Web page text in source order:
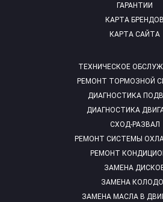
ТЕХНИЧЕСКОЕ
РЕМОНТ ТОРМОЗНОЙ
ДИАГНОСТИКА
ДИАГНОСТИКА
СХОД-РАЗВАЛ
РЕМОНТ СИСТЕМЫ
РЕМОНТ
ЗАМЕНА
ЗАМЕНА
ЗАМЕНА МАСЛА В
ГАРАНТИИ
КАРТА БРЕНДОВ
КАРТА САЙТА